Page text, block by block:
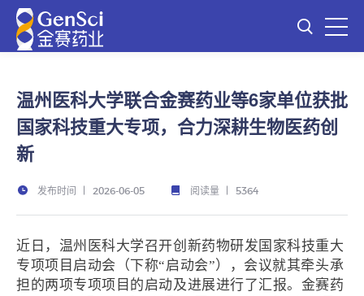
温州医科大学联合金赛药业等6家单位获批
国家科技重大专项，合力深耕生物医药创
新
发布时间 2026-06-05 阅读量 5364
近日，温州医科大学召开创新药物研发国家科技重大
专项项目启动会（下称“启动会”），会议就其牵头承
担的两项专项项目的启动及进展进行了汇报。金赛药